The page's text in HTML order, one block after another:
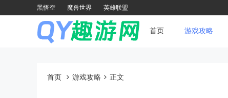
黑悟空 魔兽世界 英雄联盟
首页 游戏攻略
首页 游戏攻略 正文